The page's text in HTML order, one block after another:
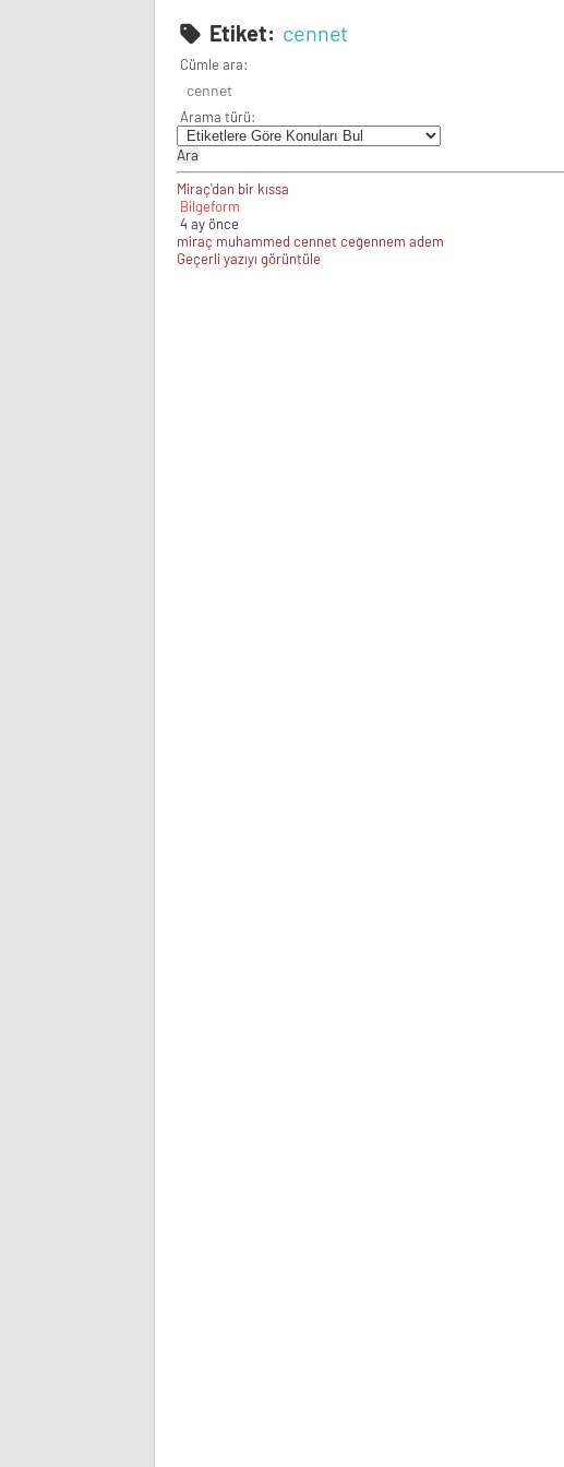
Etiket: cennet
Cümle ara:
Arama türü:
Miraç'dan bir kıssa
Bilgeform
4 ay önce
miraç muhammed cennet ceğennem adem
Geçerli yazıyı görüntüle